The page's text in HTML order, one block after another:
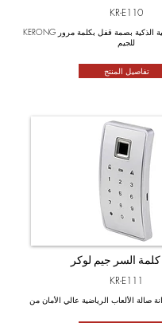
KR-E110
KERONG عالية الأمان الإلكترونية الذكية بصمة قفل بكلمة مرور
للجيم
تفاصيل المنتج
السر جيم لوكر
KR-E111